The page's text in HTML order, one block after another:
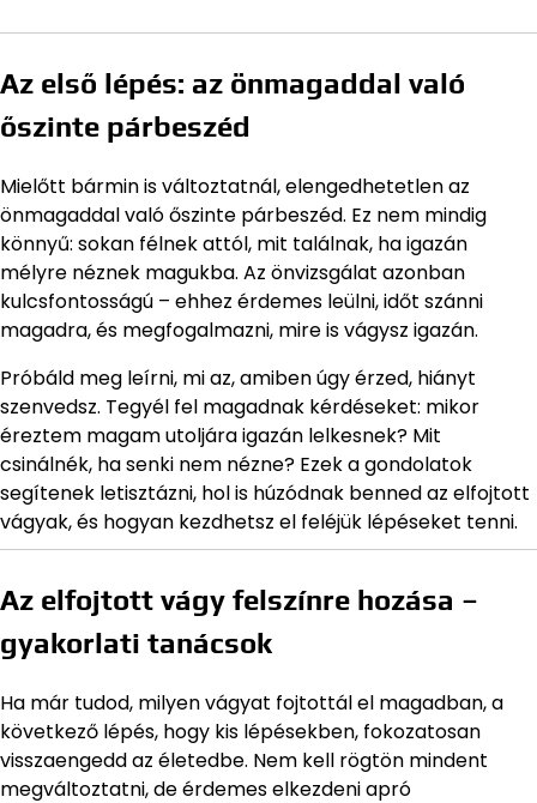
Az első lépés: az önmagaddal való
őszinte párbeszéd
Mielőtt bármin is változtatnál, elengedhetetlen az
önmagaddal való őszinte párbeszéd. Ez nem mindig
könnyű: sokan félnek attól, mit találnak, ha igazán
mélyre néznek magukba. Az önvizsgálat azonban
kulcsfontosságú – ehhez érdemes leülni, időt szánni
magadra, és megfogalmazni, mire is vágysz igazán.
Próbáld meg leírni, mi az, amiben úgy érzed, hiányt
szenvedsz. Tegyél fel magadnak kérdéseket: mikor
éreztem magam utoljára igazán lelkesnek? Mit
csinálnék, ha senki nem nézne? Ezek a gondolatok
segítenek letisztázni, hol is húzódnak benned az elfojtott
vágyak, és hogyan kezdhetsz el feléjük lépéseket tenni.
Az elfojtott vágy felszínre hozása –
gyakorlati tanácsok
Ha már tudod, milyen vágyat fojtottál el magadban, a
következő lépés, hogy kis lépésekben, fokozatosan
visszaengedd az életedbe. Nem kell rögtön mindent
megváltoztatni, de érdemes elkezdeni apró